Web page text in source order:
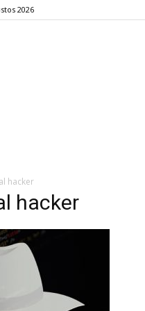
2026
hacker
hacker